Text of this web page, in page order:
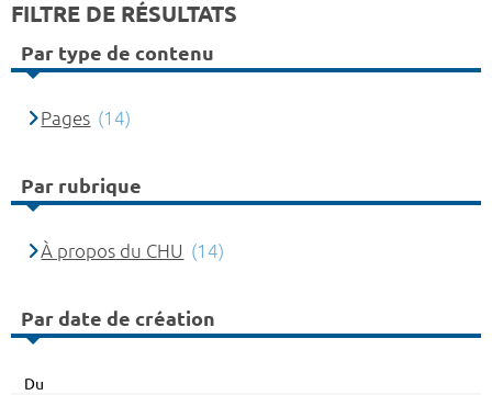
FILTRE DE RÉSULTATS
Par type de contenu
Pages (14)
Par rubrique
À propos du CHU (14)
Par date de création
Du